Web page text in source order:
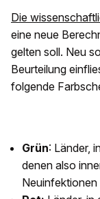
Die
eine neue
gelten soll. Neu
Beurteilung
folgende
Grün: Länder,
denen also